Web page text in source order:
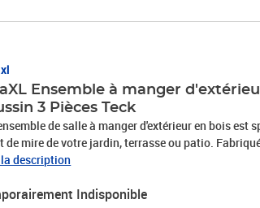
Ensemble à manger
3 Pièces Teck
de salle à manger d'extérieur en bois est
de mire de votre jardin, terrasse ou patio.
durable, cette pièce de meuble en teck a
résistance exceptionnelle aux intempéries, ce
description
Indisponible